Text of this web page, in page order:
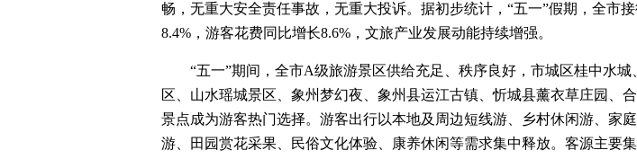
畅，无重大安全责任事故，无重大投诉。据初步统计，“五一”假期，全市
8.4%，游客花费同比增长8.6%，文旅产业发展动能持续增强。
“五一”期间，全市A级旅游景区供给充足、秩序良好，市城区桂中水
区、山水瑶城景区、象州梦幻夜、象州县运江古镇、忻城县薰衣草庄园、
景点成为游客热门选择。游客出行以本地及周边短线游、乡村休闲游、家
游、田园赏花采果、民俗文化体验、康养休闲等需求集中释放。客源主要